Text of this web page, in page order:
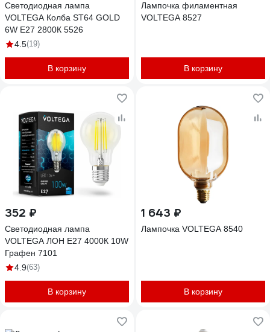
Светодиодная лампа
VOLTEGA Колба ST64 GOLD
6W Е27 2800К 5526
4.5(19)
В корзину
Лампочка филаментная
VOLTEGA 8527
В корзину
352 ₽
Светодиодная лампа
VOLTEGA ЛОН Е27 4000К 10W
Графен 7101
4.9(63)
В корзину
1 643 ₽
Лампочка VOLTEGA 8540
В корзину